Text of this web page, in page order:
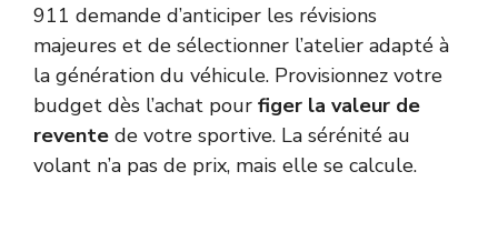
911 demande d’anticiper les révisions
majeures et de sélectionner l’atelier adapté à
la génération du véhicule. Provisionnez votre
budget dès l’achat pour figer la valeur de
revente de votre sportive. La sérénité au
volant n’a pas de prix, mais elle se calcule.